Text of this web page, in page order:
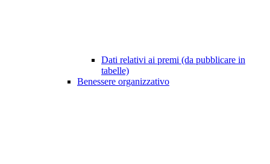
Dati relativi ai premi (da pubblicare in
tabelle)
Benessere organizzativo